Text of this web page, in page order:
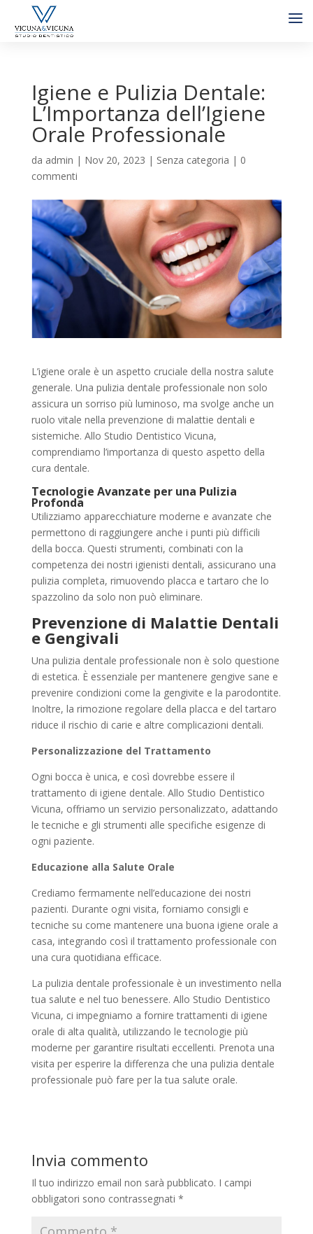
Igiene e Pulizia Dentale:
L’Importanza dell’Igiene
Orale Professionale
da admin | Nov 20, 2023 | Senza categoria | 0
commenti
L’igiene orale è un aspetto cruciale della nostra salute
generale. Una pulizia dentale professionale non solo
assicura un sorriso più luminoso, ma svolge anche un
ruolo vitale nella prevenzione di malattie dentali e
sistemiche. Allo Studio Dentistico Vicuna,
comprendiamo l’importanza di questo aspetto della
cura dentale.
Tecnologie Avanzate per una Pulizia
Profonda
Utilizziamo apparecchiature moderne e avanzate che
permettono di raggiungere anche i punti più difficili
della bocca. Questi strumenti, combinati con la
competenza dei nostri igienisti dentali, assicurano una
pulizia completa, rimuovendo placca e tartaro che lo
spazzolino da solo non può eliminare.
Prevenzione di Malattie Dentali
e Gengivali
Una pulizia dentale professionale non è solo questione
di estetica. È essenziale per mantenere gengive sane e
prevenire condizioni come la gengivite e la parodontite.
Inoltre, la rimozione regolare della placca e del tartaro
riduce il rischio di carie e altre complicazioni dentali.
Personalizzazione del Trattamento
Ogni bocca è unica, e così dovrebbe essere il
trattamento di igiene dentale. Allo Studio Dentistico
Vicuna, offriamo un servizio personalizzato, adattando
le tecniche e gli strumenti alle specifiche esigenze di
ogni paziente.
Educazione alla Salute Orale
Crediamo fermamente nell’educazione dei nostri
pazienti. Durante ogni visita, forniamo consigli e
tecniche su come mantenere una buona igiene orale a
casa, integrando così il trattamento professionale con
una cura quotidiana efficace.
La pulizia dentale professionale è un investimento nella
tua salute e nel tuo benessere. Allo Studio Dentistico
Vicuna, ci impegniamo a fornire trattamenti di igiene
orale di alta qualità, utilizzando le tecnologie più
moderne per garantire risultati eccellenti. Prenota una
visita per esperire la differenza che una pulizia dentale
professionale può fare per la tua salute orale.
Invia commento
Il tuo indirizzo email non sarà pubblicato. I campi
obbligatori sono contrassegnati *